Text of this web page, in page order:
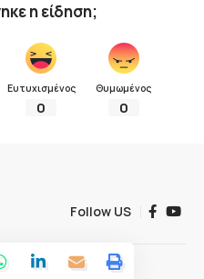
η είδηση;
Ευτυχισμένος
0
Θυμωμένος
0
Follow US
ανασκόπηση